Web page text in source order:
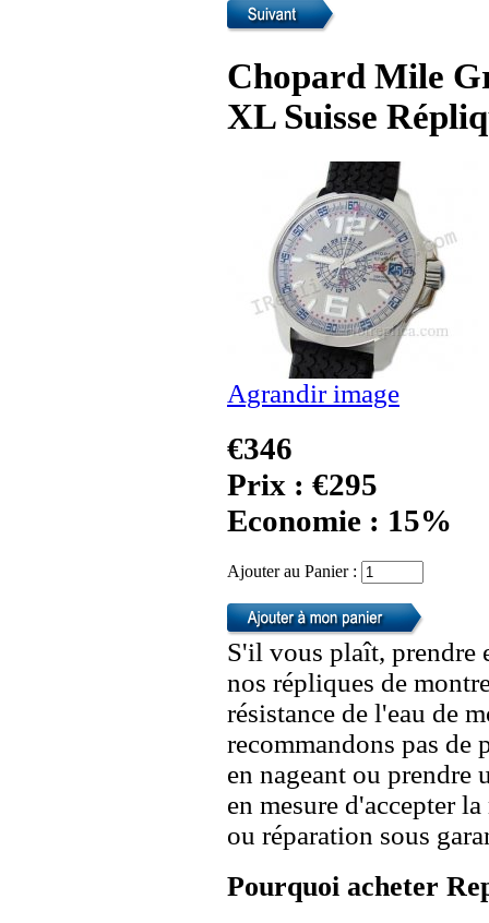
Chopard Mile
XL Suisse
Agrandir image
€346
Prix : €295
Economie : 15%
Ajouter au Panier :
S'il vous plaît, prendre
nos répliques de
résistance de l'eau de
recommandons pas de
en nageant ou prendre
en mesure d'accepter
ou réparation sous
Pourquoi acheter